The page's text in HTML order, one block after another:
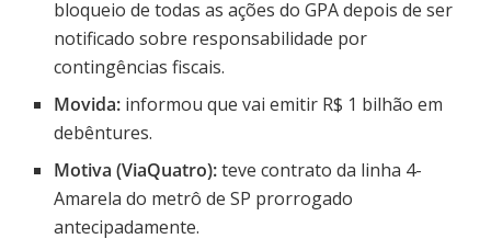
bloqueio de todas as ações do GPA depois de ser
notificado sobre responsabilidade por
contingências fiscais.
Movida: informou que vai emitir R$ 1 bilhão em
debêntures.
Motiva (ViaQuatro):teve contrato da linha 4-
Amarela do metrô de SP prorrogado
antecipadamente.